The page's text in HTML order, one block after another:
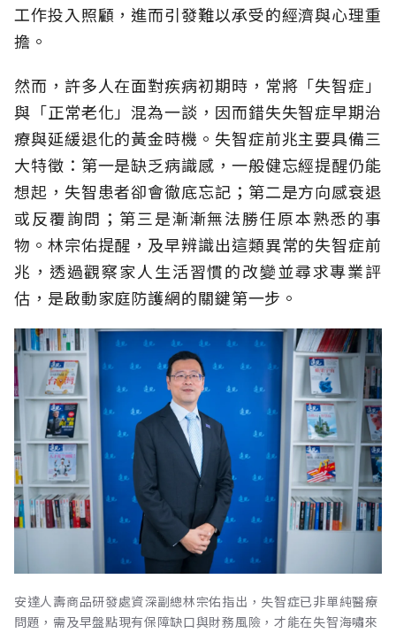
工作投入照顧，進而引發難以承受的經濟與心理重
擔。
然而，許多人在面對疾病初期時，常將「失智症」
與「正常老化」混為一談，因而錯失失智症早期治
療與延緩退化的黃金時機。失智症前兆主要具備三
大特徵：第一是缺乏病識感，一般健忘經提醒仍能
想起，失智患者卻會徹底忘記；第二是方向感衰退
或反覆詢問；第三是漸漸無法勝任原本熟悉的事
物。林宗佑提醒，及早辨識出這類異常的失智症前
兆，透過觀察家人生活習慣的改變並尋求專業評
估，是啟動家庭防護網的關鍵第一步。
安達人壽商品研發處資深副總林宗佑指出，失智症已非單純醫療
問題，需及早盤點現有保障缺口與財務風險，才能在失智海嘯來